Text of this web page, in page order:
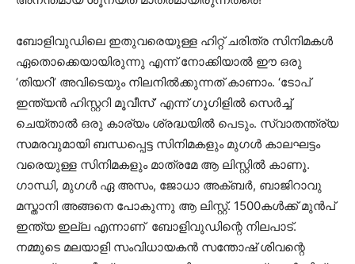
ബോളിവുഡിലെ ഇതുവരെയുള്ള ഹിറ്റ് ചരിത്ര സിനിമകൾ
ഏതൊക്കെയായിരുന്നു എന്ന് നോക്കിയാൽ ഈ ഒരു
‘തിയറി’ അവിടെയും നിലനിൽക്കുന്നത് കാണാം. ‘ടോപ്
ഇന്ത്യൻ ഹിസ്റ്ററി മൂവീസ്’ എന്ന് ഗൂഗിളിൽ സെർച്ച്
ചെയ്താൽ ഒരു കാര്യം ശ്രദ്ധയിൽ പെടും. സ്വാതന്ത്ര്യ
സമരവുമായി ബന്ധപ്പെട്ട സിനിമകളും മുഗൾ കാലഘട്ടം
വരെയുള്ള സിനിമകളും മാത്രമേ ആ ലിസ്റ്റിൽ കാണൂ.
ഗാന്ധി, മുഗൾ ഏ അസം, ജോധാ അക്ബർ, ബാജിറാവു
മസ്താനി അങ്ങനെ പോകുന്നു ആ ലിസ്റ്റ്. 1500കൾക്ക് മുൻപ്
ഇന്ത്യ ഇല്ല എന്നാണ് ബോളിവുഡിന്റെ നിലപാട്.
നമ്മുടെ മലയാളി സംവിധായകൻ സന്തോഷ് ശിവന്റെ